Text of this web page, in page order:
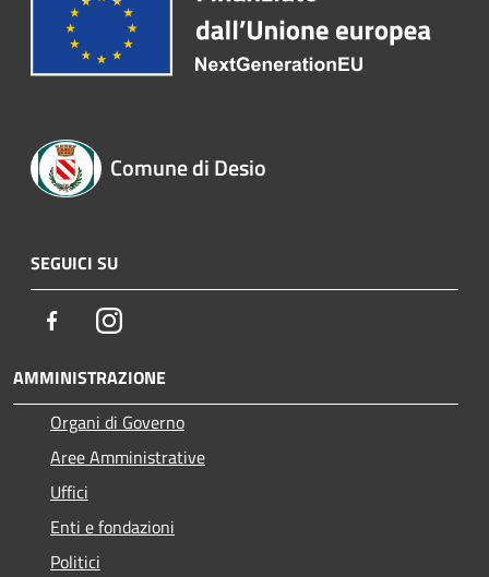
Comune di Desio
SEGUICI SU
FacebookInstagram
AMMINISTRAZIONE
Organi di Governo
Aree Amministrative
Uffici
Enti e fondazioni
Politici